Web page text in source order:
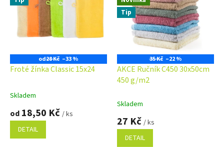
p
od28 Kč –33 %
Froté žínka Classic 15x24
Průměrné
produktu
5,0
Skladem
od 18,50 Kč / ks
DETAIL
Tip
35 Kč –22 %
AKCE Ručník C450 30x50cm
450 g/m2
Skladem
27 Kč / ks
DETAIL